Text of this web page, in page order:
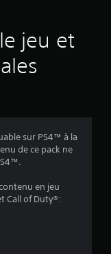
r
é
v
l
jeu et
sur PS4™ à la
de ce pack ne
en jeu
Call of Duty®: